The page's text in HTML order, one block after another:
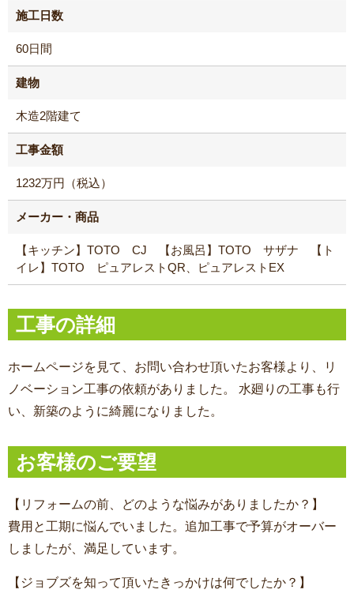
施工日数
60日間
建物
木造2階建て
工事金額
1232万円（税込）
メーカー・商品
【キッチン】TOTO CJ 【お風呂】TOTO サザナ 【ト
イレ】TOTO ピュアレストQR、ピュアレストEX
工事の詳細
ホームページを見て、お問い合わせ頂いたお客様より、リ
ノベーション工事の依頼がありました。 水廻りの工事も行
い、新築のように綺麗になりました。
お客様のご要望
【リフォームの前、どのような悩みがありましたか？】
費用と工期に悩んでいました。追加工事で予算がオーバー
しましたが、満足しています。
【ジョブズを知って頂いたきっかけは何でしたか？】